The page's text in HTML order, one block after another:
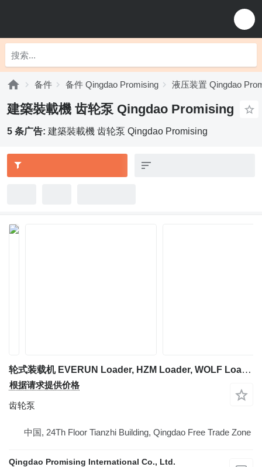
备件 备件 Qingdao Promising 液压装置 Qingdao
建築裝載機 齿轮泵 Qingdao Promising
5 条广告: 建築裝載機 齿轮泵 Qingdao Promising
轮式装载机 EVERUN Loader, HZM Loader, WOLF Loader, CASER Loader, FLAND Loader, TRANER Wheel Loader, SOCMA Loader 的 齿轮泵 Qingdao Promising OCEANUS Motor for Loader Spare Parts
根据请求提供价格
齿轮泵
中国, 24Th Floor Tianzhi Building, Qingdao Free Trade Zone
Qingdao Promising International Co., Ltd.